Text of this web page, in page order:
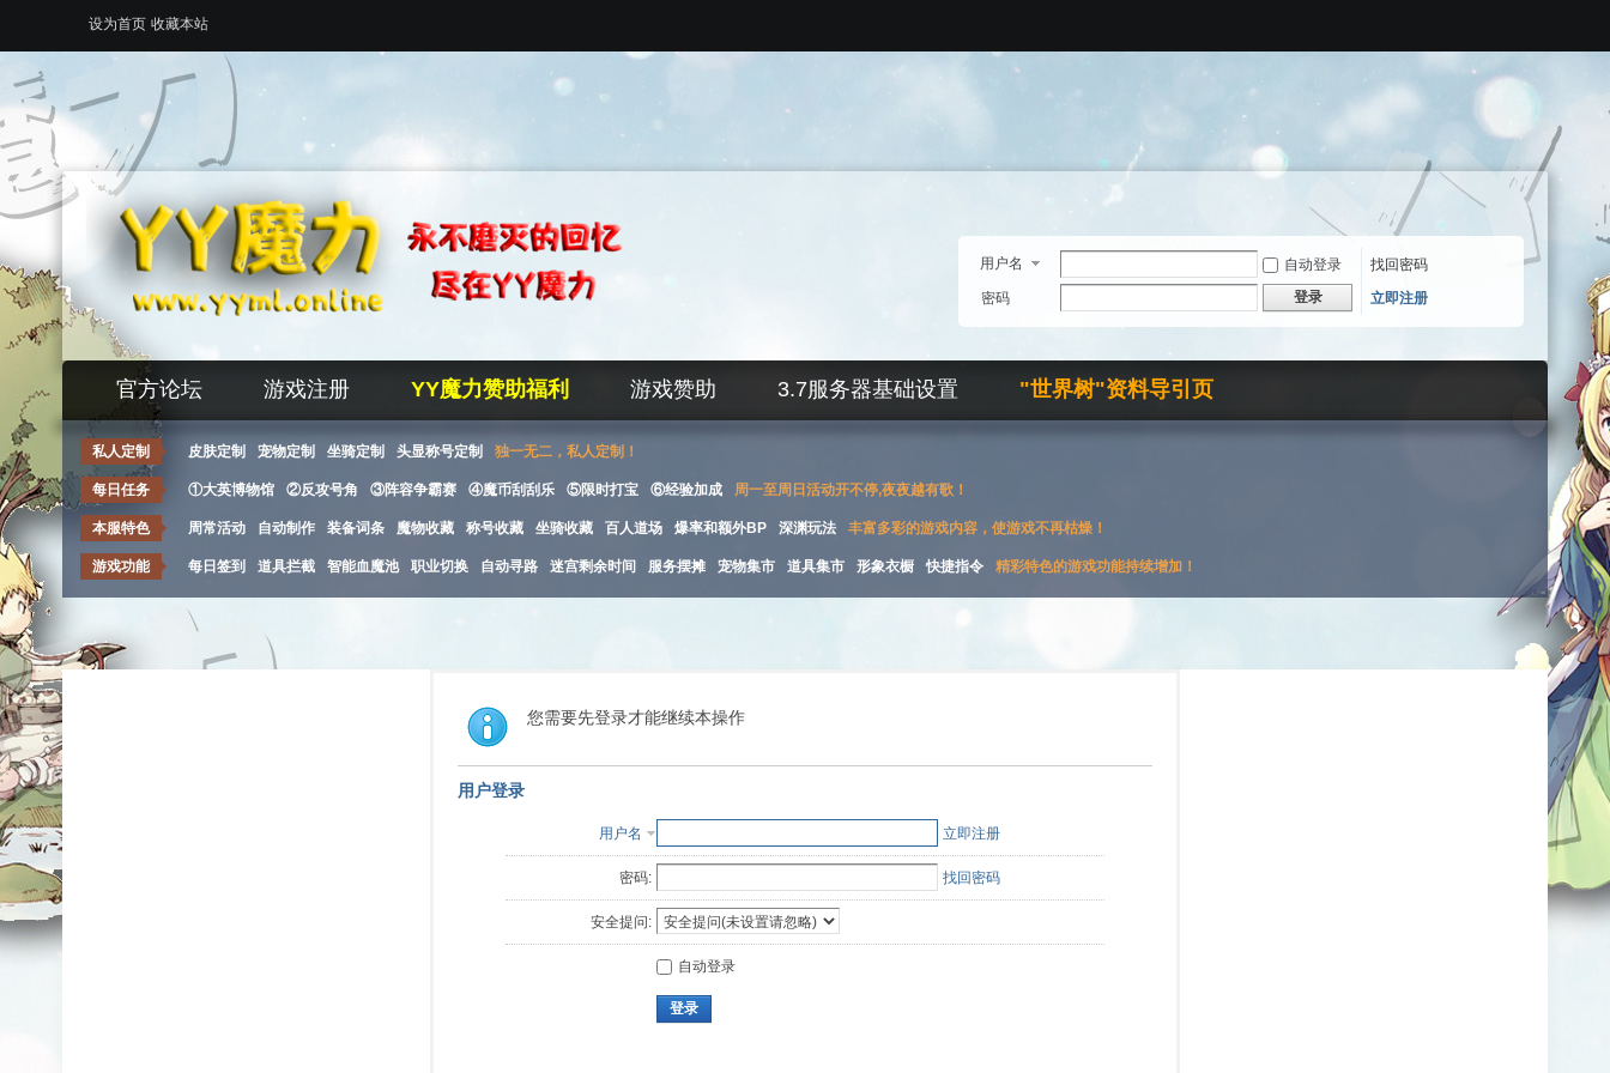
设为首页 收藏本站
用户名 自动登录
找回密码
密码
登录 立即注册
官方论坛 游戏注册 YY魔力赞助福利 游戏赞助 3.7服务器基础设置 "世界树"资料导引页
私人定制 皮肤定制 宠物定制 坐骑定制 头显称号定制 独一无二，私人定制！
每日任务 ①大英博物馆 ②反攻号角 ③阵容争霸赛 ④魔币刮刮乐 ⑤限时打宝 ⑥经验加成 周一至周日活动开不停,夜夜越有歌！
本服特色 周常活动 自动制作 装备词条 魔物收藏 称号收藏 坐骑收藏 百人道场 爆率和额外BP 深渊玩法 丰富多彩的游戏内容，使游戏不再枯燥！
游戏功能 每日签到 道具拦截 智能血魔池 职业切换 自动寻路 迷宫剩余时间 服务摆摊 宠物集市 道具集市 形象衣橱 快捷指令 精彩特色的游戏功能持续增加！
您需要先登录才能继续本操作
用户登录
用户名 立即注册
密码: 找回密码
安全提问:
自动登录
登录